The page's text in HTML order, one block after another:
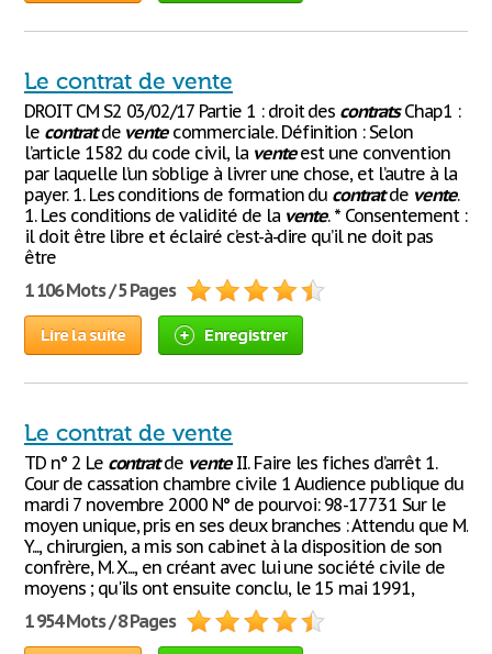
Le contrat de vente
DROIT CM S2 03/02/17 Partie 1 : droit des contratsChap1 :
le contratde ventecommerciale. Définition : Selon
l’article 1582 du code civil, la venteest une convention
par laquelle l’un s’oblige à livrer une chose, et l’autre à la
payer. 1. Les conditions de formation du contratde vente.
1. Les conditions de validité de la vente. * Consentement :
il doit être libre et éclairé c’est-à-dire qu’il ne doit pas
être
1 106 Mots / 5 Pages
Lire la suite Enregistrer
Le contrat de vente
TD n° 2 Le contratde venteII. Faire les fiches d’arrêt 1.
Cour de cassation chambre civile 1 Audience publique du
mardi 7 novembre 2000 N° de pourvoi: 98-17731 Sur le
moyen unique, pris en ses deux branches : Attendu que M.
Y..., chirurgien, a mis son cabinet à la disposition de son
confrère, M. X..., en créant avec lui une société civile de
moyens ; qu'ils ont ensuite conclu, le 15 mai 1991,
1 954 Mots / 8 Pages